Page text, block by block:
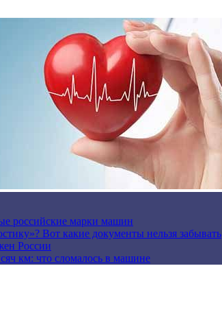
российские марки машин
Вот какие документы нельзя забывать
России
км: что сломалось в машине